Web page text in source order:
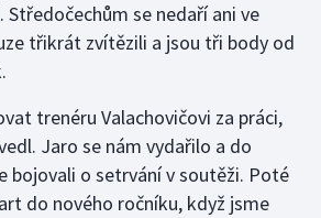
se nedaří ani ve
třikrát zvítězili a jsou tři body od
trenéru Valachovičovi za práci,
Jaro se nám vydařilo a do
bojovali o setrvání v soutěži. Poté
do nového ročníku, když jsme